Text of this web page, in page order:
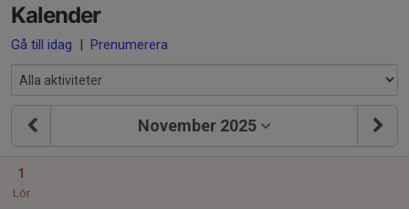
Kalender
Gå till idag | Prenumerera
November 2025
1
Lör